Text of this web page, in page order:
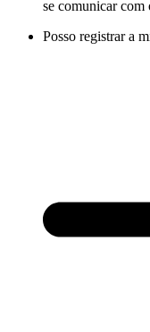
se comunicar com
Posso registrar a